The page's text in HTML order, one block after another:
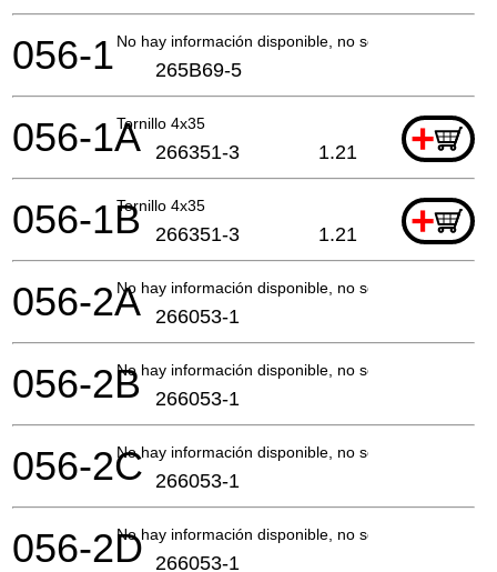
No hay información disponible, no se puede pedir
056-1 265B69-5
Tornillo 4x35 +
056-1A 266351-3 1.21
Tornillo 4x35 +
056-1B 266351-3 1.21
No hay información disponible, no se puede pedir
056-2A 266053-1
No hay información disponible, no se puede pedir
056-2B 266053-1
No hay información disponible, no se puede pedir
056-2C 266053-1
No hay información disponible, no se puede pedir
056-2D 266053-1